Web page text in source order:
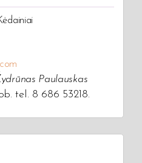
Paulauskas
tel. 8 686 53218.